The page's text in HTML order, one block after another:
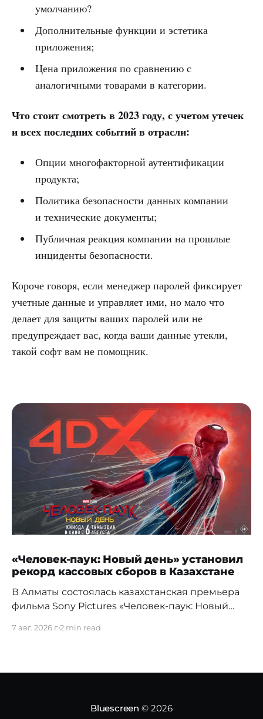
умолчанию?
Дополнительные функции и эстетика
приложения;
Цена приложения по сравнению с
аналогичными товарами в категории.
Что стоит смотреть в 2023 году, с учетом утечек
и всех последних событий в отрасли:
Опции многофакторной аутентификации
продукта;
Политика безопасности данных компании
и технические документы;
Публичная реакция компании на прошлые
инциденты безопасности.
Короче говоря, если менеджер паролей фиксирует
учетные данные и управляет ими, но мало что
делает для защиты ваших паролей или не
предупреждает вас, когда ваши данные утекли,
такой софт вам не помощник.
«Человек-паук: Новый день» установил
рекорд кассовых сборов в Казахстане
В Алматы состоялась казахстанская премьера
фильма Sony Pictures «Человек-паук: Новый
приключение Питера Паркера после
7 авг. 2026 г.2 min read
Bluescreen © 2026